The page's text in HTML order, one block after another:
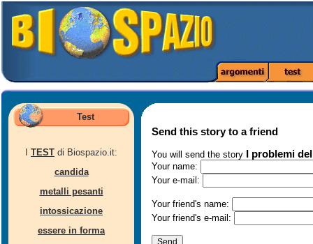
Test
TEST di Biospazio.it:
candida
metalli pesanti
intossicazione
essere in forma
Send this story to a friend
You will send the story I problemi
Your name:
Your e-mail:
Your friend's name:
Your friend's e-mail: